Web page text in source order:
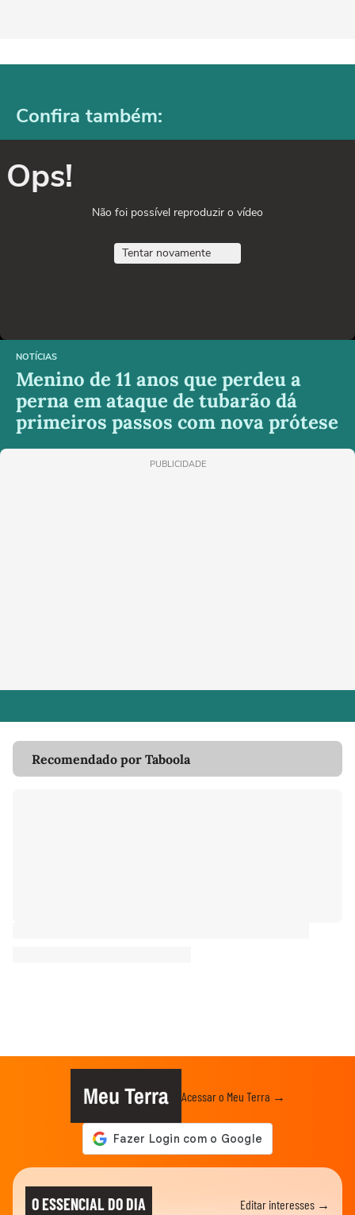
Confira também:
Ops!
Não foi possível reproduzir o vídeo
Tentar novamente
NOTÍCIAS
Menino de 11 anos que perdeu a
perna em ataque de tubarão dá
primeiros passos com nova prótese
PUBLICIDADE
Recomendado por Taboola
Meu Terra Acessar o Meu Terra →
O ESSENCIAL DO DIA Editar interesses →